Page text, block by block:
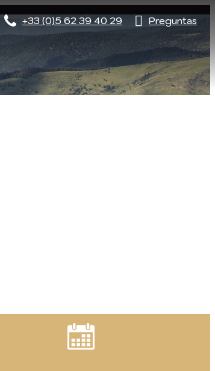
+33 (0)5 62 39 40 29 Preguntas